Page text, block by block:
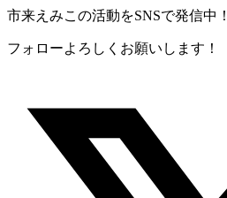
横浜移住サイトの新コンテンツ
男女共同参画と防災における
包括的性教育推進と次期行動
市来えみこの活動をSNSで発信中！
フォローよろしくお願いします！